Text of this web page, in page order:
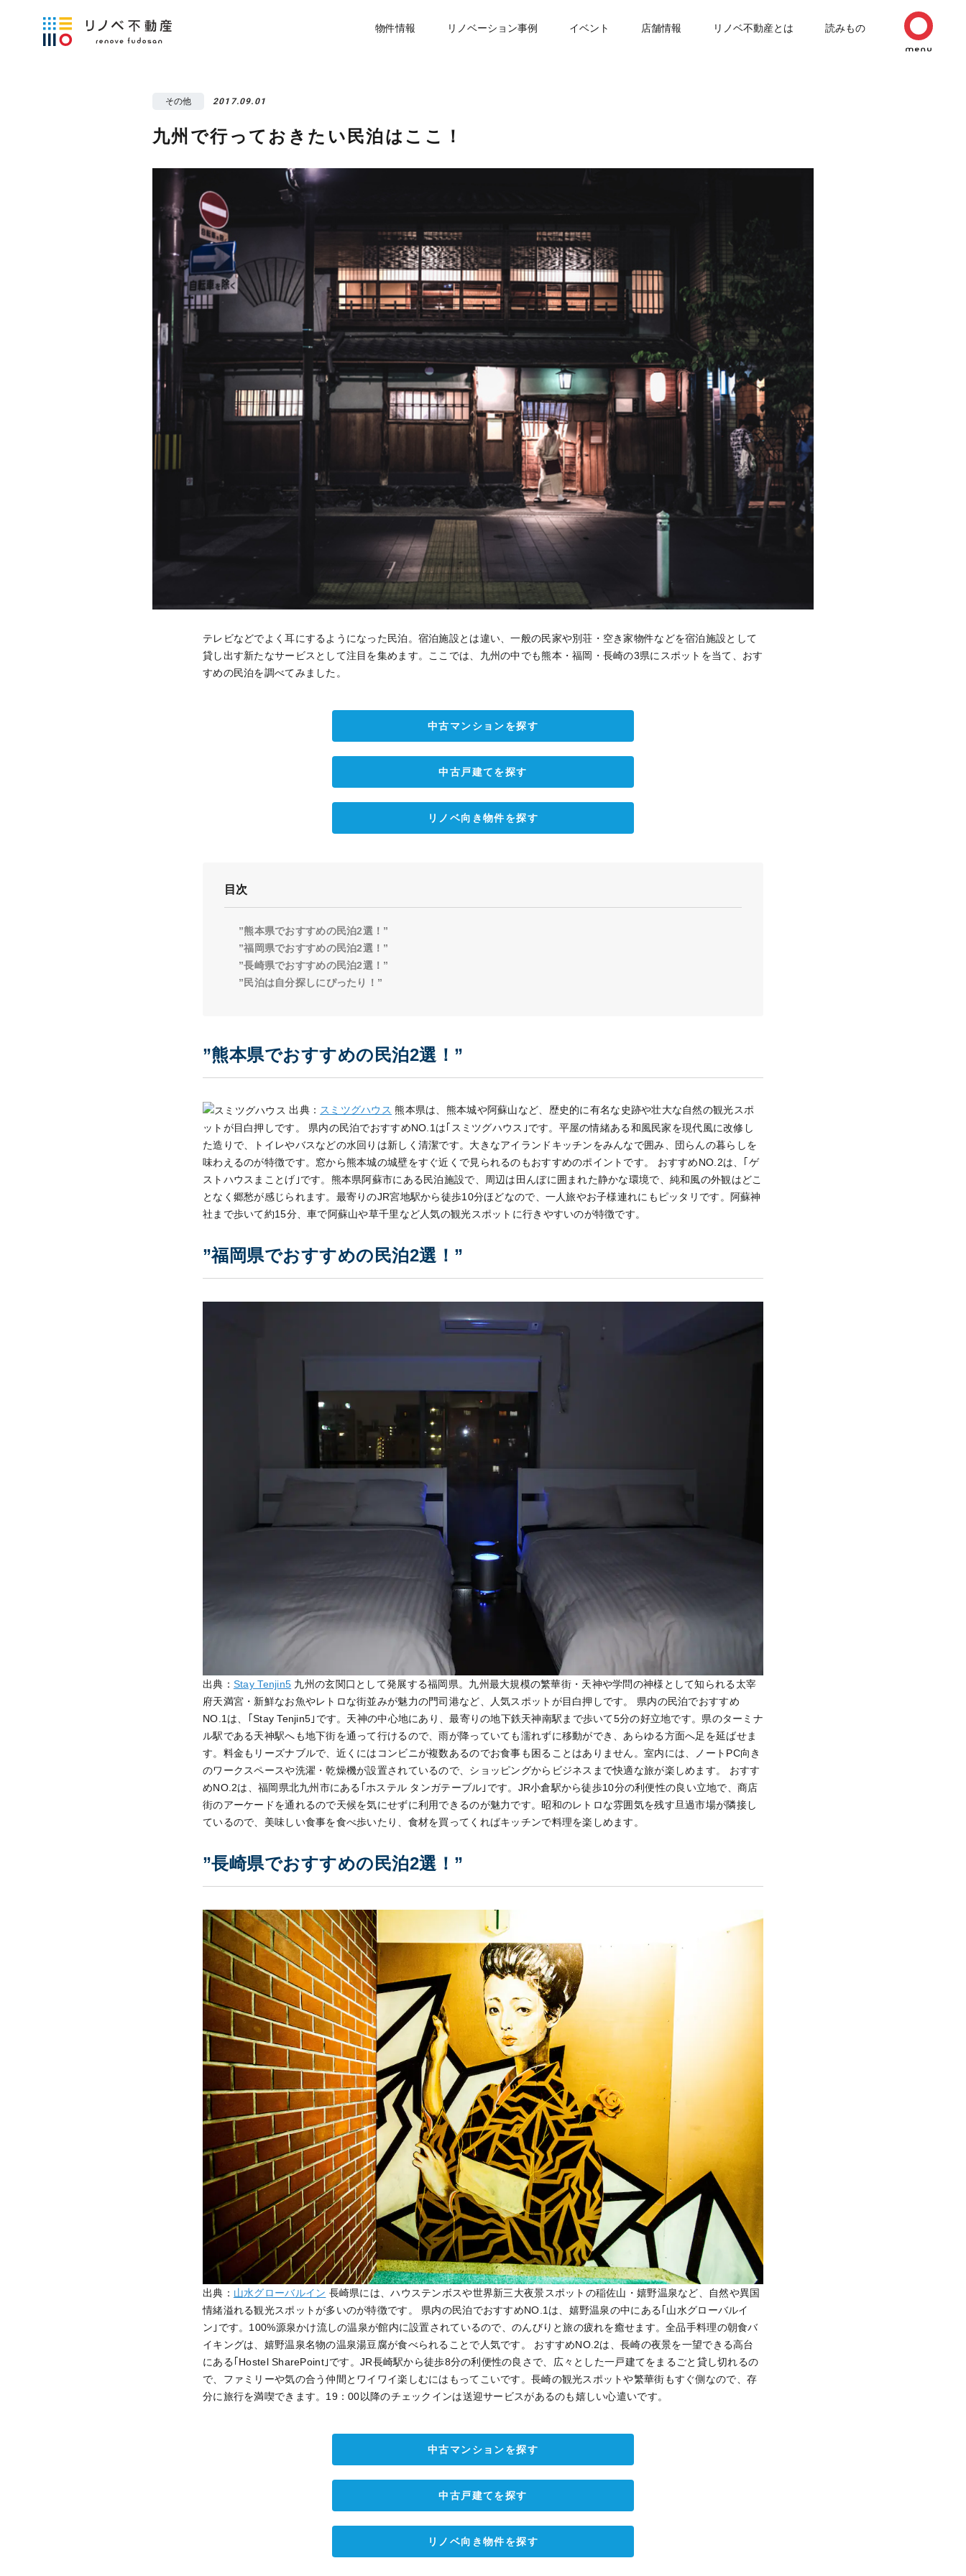
物件情報 リノベーション事例 イベント 店舗情報 リノベ不動産とは 読みもの
その他 2017.09.01
九州で行っておきたい民泊はここ！
テレビなどでよく耳にするようになった民泊。宿泊施設とは違い、一般の民家や別荘・空き家物件などを宿泊施設として
貸し出す新たなサービスとして注目を集めます。ここでは、九州の中でも熊本・福岡・長崎の3県にスポットを当て、おす
すめの民泊を調べてみました。
中古マンションを探す
中古戸建てを探す
リノベ向き物件を探す
目次
”熊本県でおすすめの民泊2選！”
”福岡県でおすすめの民泊2選！”
”長崎県でおすすめの民泊2選！”
”民泊は自分探しにぴったり！”
”熊本県でおすすめの民泊2選！”
出典： スミツグハウス 熊本県は、熊本城や阿蘇山など、歴史的に有名な史跡や壮大な自然の観光スポ
ットが目白押しです。 県内の民泊でおすすめNO.1は｢スミツグハウス｣です。平屋の情緒ある和風民家を現代風に改修し
た造りで、トイレやバスなどの水回りは新しく清潔です。大きなアイランドキッチンをみんなで囲み、団らんの暮らしを
味わえるのが特徴です。窓から熊本城の城壁をすぐ近くで見られるのもおすすめのポイントです。 おすすめNO.2は、｢ゲ
ストハウスまことげ｣です。熊本県阿蘇市にある民泊施設で、周辺は田んぼに囲まれた静かな環境で、純和風の外観はどこ
となく郷愁が感じられます。最寄りのJR宮地駅から徒歩10分ほどなので、一人旅やお子様連れにもピッタリです。阿蘇神
社まで歩いて約15分、車で阿蘇山や草千里など人気の観光スポットに行きやすいのが特徴です。
”福岡県でおすすめの民泊2選！”
出典： Stay Tenjin5 九州の玄関口として発展する福岡県。九州最大規模の繁華街・天神や学問の神様として知られる太宰
府天満宮・新鮮なお魚やレトロな街並みが魅力の門司港など、人気スポットが目白押しです。 県内の民泊でおすすめ
NO.1は、｢Stay Tenjin5｣です。天神の中心地にあり、最寄りの地下鉄天神南駅まで歩いて5分の好立地です。県のターミナ
ル駅である天神駅へも地下街を通って行けるので、雨が降っていても濡れずに移動ができ、あらゆる方面へ足を延ばせま
す。料金もリーズナブルで、近くにはコンビニが複数あるのでお食事も困ることはありません。室内には、ノートPC向き
のワークスペースや洗濯・乾燥機が設置されているので、ショッピングからビジネスまで快適な旅が楽しめます。 おすす
めNO.2は、福岡県北九州市にある｢ホステル タンガテーブル｣です。JR小倉駅から徒歩10分の利便性の良い立地で、商店
街のアーケードを通れるので天候を気にせずに利用できるのが魅力です。昭和のレトロな雰囲気を残す旦過市場が隣接し
ているので、美味しい食事を食べ歩いたり、食材を買ってくればキッチンで料理を楽しめます。
”長崎県でおすすめの民泊2選！”
出典： 山水グローバルイン 長崎県には、ハウステンボスや世界新三大夜景スポットの稲佐山・嬉野温泉など、自然や異国
情緒溢れる観光スポットが多いのが特徴です。 県内の民泊でおすすめNO.1は、嬉野温泉の中にある｢山水グローバルイ
ン｣です。100%源泉かけ流しの温泉が館内に設置されているので、のんびりと旅の疲れを癒せます。全品手料理の朝食バ
イキングは、嬉野温泉名物の温泉湯豆腐が食べられることで人気です。 おすすめNO.2は、長崎の夜景を一望できる高台
にある｢Hostel SharePoint｣です。JR長崎駅から徒歩8分の利便性の良さで、広々とした一戸建てをまるごと貸し切れるの
で、ファミリーや気の合う仲間とワイワイ楽しむにはもってこいです。長崎の観光スポットや繁華街もすぐ側なので、存
分に旅行を満喫できます。19：00以降のチェックインは送迎サービスがあるのも嬉しい心遣いです。
中古マンションを探す
中古戸建てを探す
リノベ向き物件を探す